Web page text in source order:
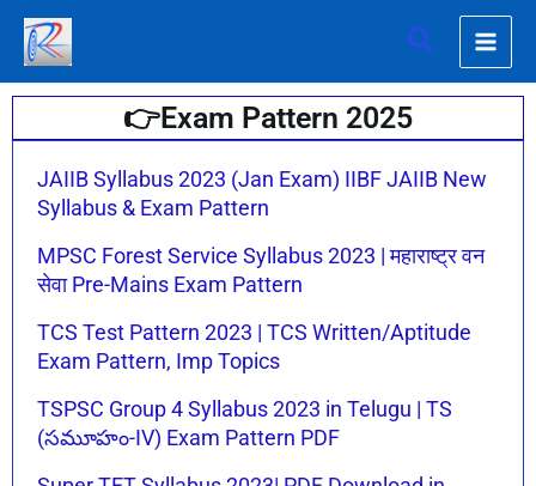
Skip
content
Search
👉Exam Pattern 2025
JAIIB Syllabus 2023 (Jan Exam) IIBF JAIIB New
Syllabus & Exam Pattern
MPSC Forest Service Syllabus 2023 | महाराष्ट्र वन
सेवा Pre-Mains Exam Pattern
TCS Test Pattern 2023 | TCS Written/Aptitude
Exam Pattern, Imp Topics
TSPSC Group 4 Syllabus 2023 in Telugu | TS
(సమూహం-IV) Exam Pattern PDF
PagePagePagePagePage Page